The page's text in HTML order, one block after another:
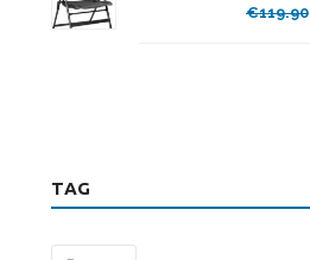
€119.90
TAG